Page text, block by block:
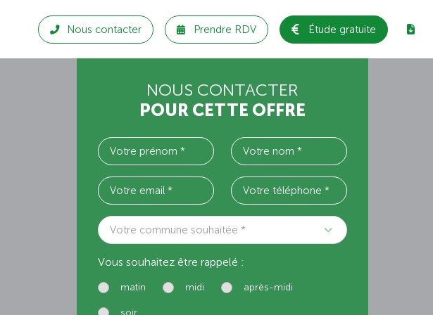
Nous contacter Prendre RDV Étude gratuite
NOUS CONTACTER
POUR CETTE OFFRE
Votre commune souhaitée *
Vous souhaitez être rappelé :
matin midi après-midi